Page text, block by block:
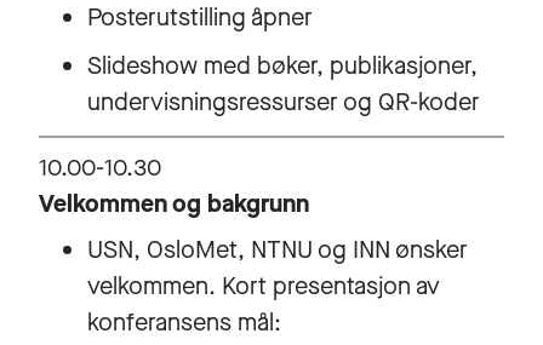
Posterutstilling åpner
Slideshow med bøker, publikasjoner,
undervisningsressurser og QR-koder
10.00-10.30
Velkommen og bakgrunn
USN, OsloMet, NTNU og INN ønsker
velkommen. Kort presentasjon av
konferansens mål: